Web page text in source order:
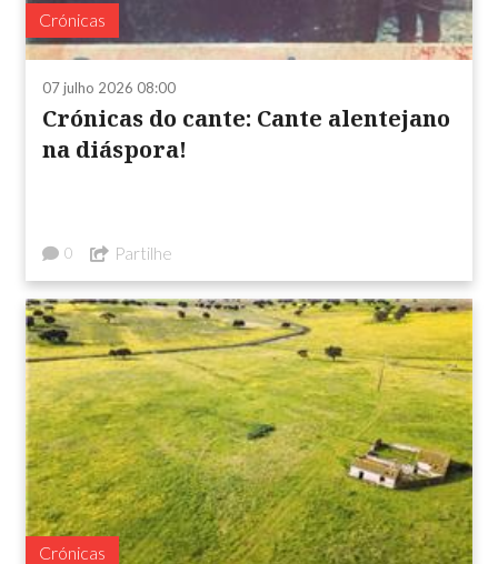
Crónicas
07 julho 2026 08:00
Crónicas do cante: Cante alentejano
na diáspora!
0 Partilhe
Crónicas